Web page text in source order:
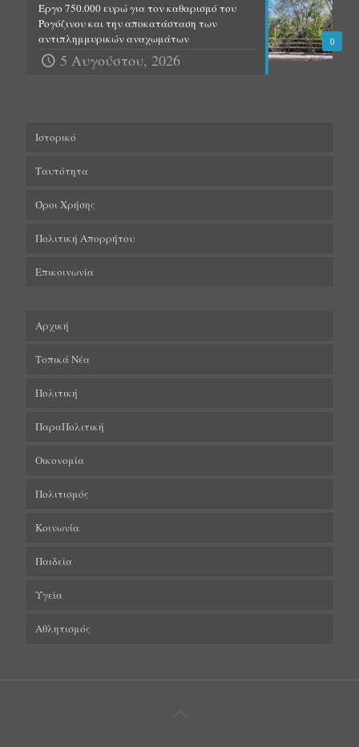
0
Έργο 750.000 ευρώ για τον καθαρισμό του
Ρογόζινου και την αποκατάσταση των
αντιπλημμυρικών αναχωμάτων
5 Αυγούστου, 2026
Ιστορικό
Ταυτότητα
Όροι Χρήσης
Πολιτική Απορρήτου
Επικοινωνία
Αρχική
Τοπικά Νέα
Πολιτική
ΠαραΠολιτική
Οικονομία
Πολιτισμός
Κοινωνία
Παιδεία
Υγεία
Αθλητισμός